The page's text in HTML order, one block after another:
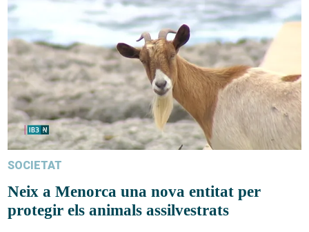
SOCIETAT
Neix a Menorca una nova entitat per
protegir els animals assilvestrats